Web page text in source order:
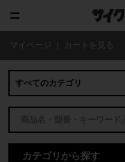
マイページ カートを見る
カテゴリから探す